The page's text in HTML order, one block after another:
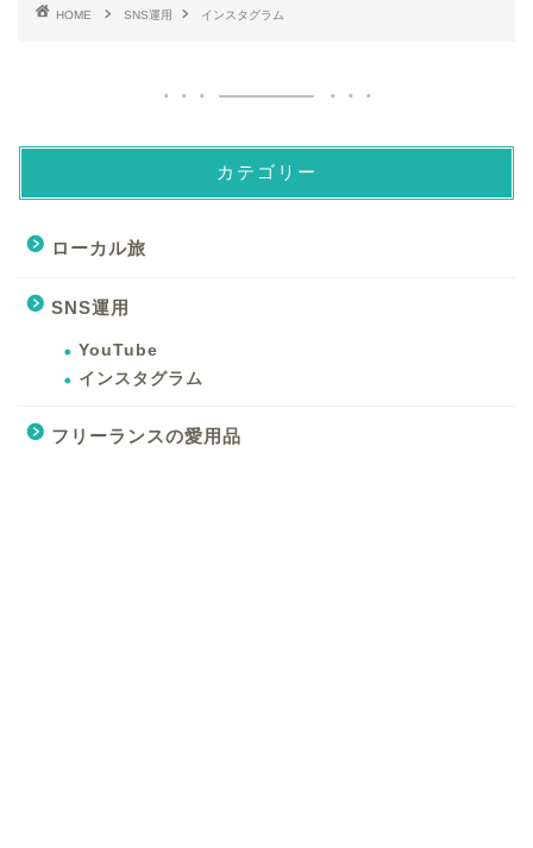
HOME SNS運用 インスタグラム
カテゴリー
ローカル旅
SNS運用
YouTube
インスタグラム
フリーランスの愛用品